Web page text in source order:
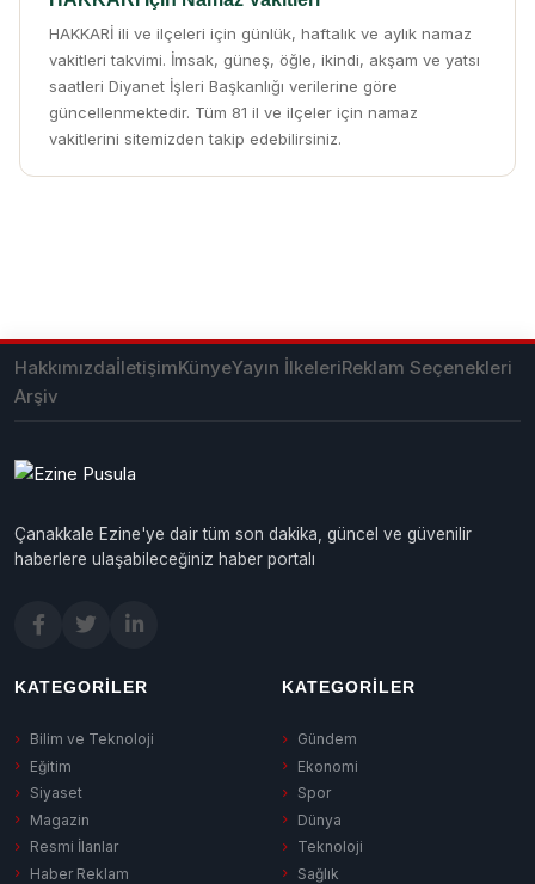
HAKKARİ ili ve ilçeleri için günlük, haftalık ve aylık namaz
vakitleri takvimi. İmsak, güneş, öğle, ikindi, akşam ve yatsı
saatleri Diyanet İşleri Başkanlığı verilerine göre
güncellenmektedir. Tüm 81 il ve ilçeler için namaz
vakitlerini sitemizden takip edebilirsiniz.
HakkımızdaİletişimKünyeYayın İlkeleriReklam Seçenekleri
Arşiv
Çanakkale Ezine'ye dair tüm son dakika, güncel ve güvenilir
haberlere ulaşabileceğiniz haber portalı
KATEGORILER
Bilim ve Teknoloji
Eğitim
Siyaset
Magazin
Resmi İlanlar
Haber Reklam
KATEGORILER
Gündem
Ekonomi
Spor
Dünya
Teknoloji
Sağlık